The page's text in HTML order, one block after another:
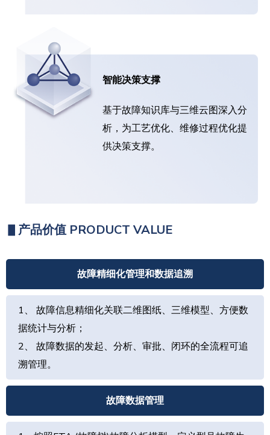
智能决策支撑
基于故障知识库与三维云图深入分
析，为工艺优化、维修过程优化提
供决策支撑。
▋产品价值 PRODUCT VALUE
故障精细化管理和数据追溯
1、 故障信息精细化关联二维图纸、三维模型、方便数
据统计与分析；
2、 故障数据的发起、分析、审批、闭环的全流程可追
溯管理。
故障数据管理